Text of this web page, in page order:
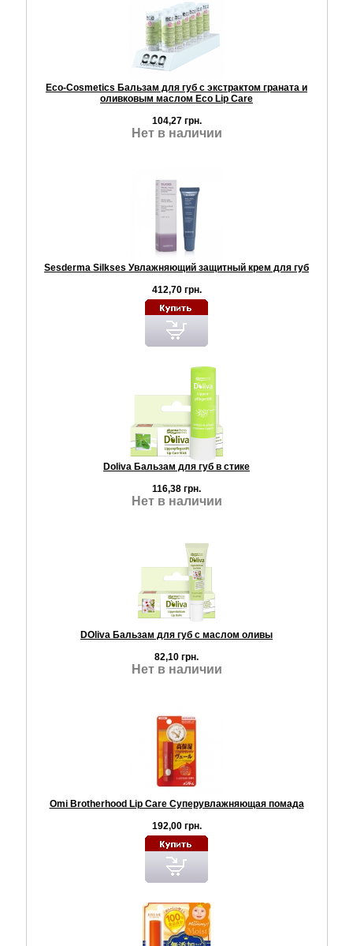
Eco-Cosmetics Бальзам для губ с экстрактом граната и
оливковым маслом Eco Lip Care
104,27 грн.
Нет в наличии
Sesderma Silkses Увлажняющий защитный крем для губ
412,70 грн.
Doliva Бальзам для губ в стике
116,38 грн.
Нет в наличии
DOliva Бальзам для губ с маслом оливы
82,10 грн.
Нет в наличии
Omi Brotherhood Lip Care Суперувлажняющая помада
192,00 грн.